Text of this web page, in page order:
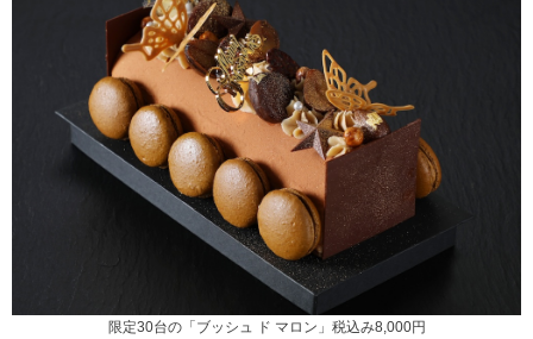
限定30台の「ブッシュ ド マロン」税込み8,000円